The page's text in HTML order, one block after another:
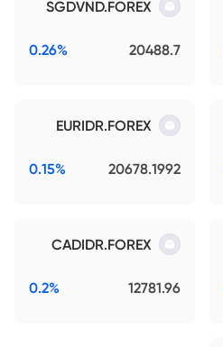
SGDVND.FOREX
20488.7
0.26%
EURIDR.FOREX
20678.1992
0.15%
CADIDR.FOREX
12781.96
0.2%